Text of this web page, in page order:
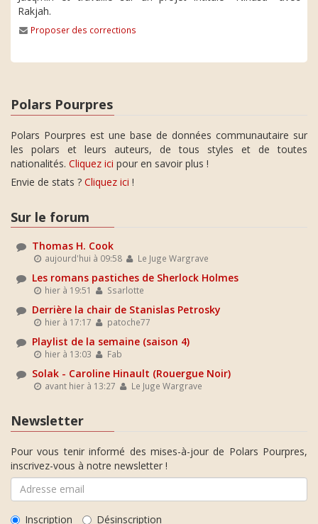
Rakjah.
Proposer des corrections
Polars Pourpres
Polars Pourpres est une base de données communautaire sur
les polars et leurs auteurs, de tous styles et de toutes
nationalités. Cliquez ici pour en savoir plus !
Envie de stats ? Cliquez ici !
Sur le forum
Thomas H. Cook
aujourd'hui à 09:58 Le Juge Wargrave
Les romans pastiches de Sherlock Holmes
hier à 19:51 Ssarlotte
Derrière la chair de Stanislas Petrosky
hier à 17:17 patoche77
Playlist de la semaine (saison 4)
hier à 13:03 Fab
Solak - Caroline Hinault (Rouergue Noir)
avant hier à 13:27 Le Juge Wargrave
Newsletter
Pour vous tenir informé des mises-à-jour de Polars Pourpres,
inscrivez-vous à notre newsletter !
Inscription Désinscription